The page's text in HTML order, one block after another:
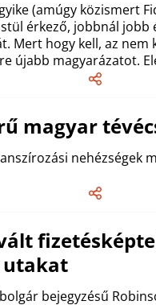
(amúgy közismert
érkező, jobbnál jobb
Mert hogy kell, az nem
újabb magyarázatot.
magyar
nehézségek
bejegyzésű